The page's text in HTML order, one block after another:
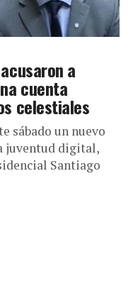
a
cuenta
celestiales
sábado un nuevo
juventud digital,
Santiago